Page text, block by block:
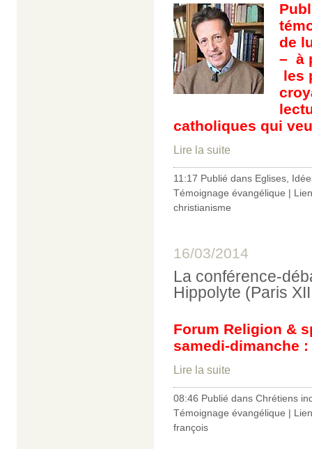
de
– à
les
catholiques qui
Lire la suite
11:17 Publié dans Eglises,
Témoignage évangélique |
christianisme
16/03/2014
La conférence-
Hippolyte (Paris
Forum Religion &
samedi-dimanche :
Lire la suite
08:46 Publié dans Chrétiens
Témoignage évangélique |
françois